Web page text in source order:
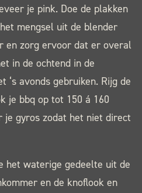
je pink. Doe de plakken
mengsel uit de blender
en zorg ervoor dat er overal
in de ochtend in de
‘s avonds gebruiken. Rijg de
je bbq op tot 150 á 160
je gyros zodat het niet direct
het waterige gedeelte uit de
en de knoflook en